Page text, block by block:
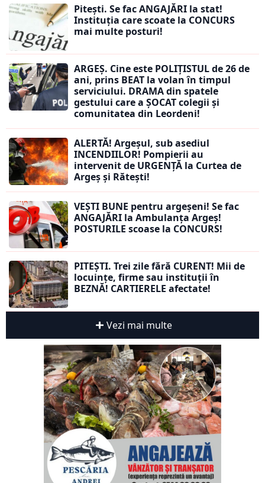
Pitești. Se fac ANGAJĂRI la stat!
Instituția care scoate la CONCURS
mai multe posturi!
ARGEȘ. Cine este POLIȚISTUL de 26 de
ani, prins BEAT la volan în timpul
serviciului. DRAMA din spatele
gestului care a ȘOCAT colegii și
comunitatea din Leordeni!
ALERTĂ! Argeșul, sub asediul
INCENDIILOR! Pompierii au
intervenit de URGENȚĂ la Curtea de
Argeș și Rătești!
VEȘTI BUNE pentru argeșeni! Se fac
ANGAJĂRI la Ambulanța Argeș!
POSTURILE scoase la CONCURS!
PITEȘTI. Trei zile fără CURENT! Mii de
locuințe, firme sau instituții în
BEZNĂ! CARTIERELE afectate!
Vezi mai multe